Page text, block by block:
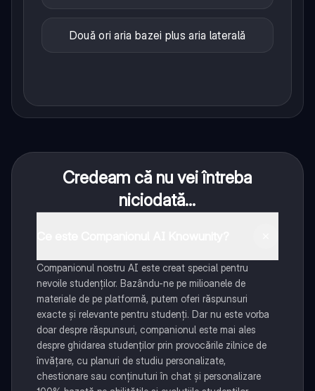
Două ori aria bazei plus aria laterală
Credeam că nu vei întreba
niciodată...
Companionul nostru AI este creat special pentru
nevoile studenților. Bazându-ne pe milioanele de
materiale de pe platformă, putem oferi răspunsuri
exacte și relevante pentru studenți. Dar nu este vorba
doar despre răspunsuri, companionul este mai ales
despre ghidarea studenților prin provocările zilnice de
învățare, cu planuri de studiu personalizate,
chestionare sau conținuturi în chat și personalizare